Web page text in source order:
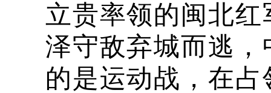
立贵率领的闽北
泽守敌弃城而逃
的是运动战，在